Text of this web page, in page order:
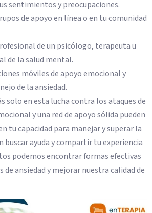
sentimientos y preocupaciones.
de apoyo en línea o en tu comunidad
de un psicólogo, terapeuta u
de la salud mental.
móviles de apoyo emocional y
de la ansiedad.
solo en esta lucha contra los ataques de
y una red de apoyo sólida pueden
tu capacidad para manejar y superar la
buscar ayuda y compartir tu experiencia
podemos encontrar formas efectivas
de ansiedad y mejorar nuestra calidad de